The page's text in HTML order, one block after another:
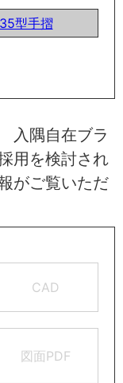
35型手摺
隅自在ブラ
用を検討され
がご覧いただ
CAD
図面PDF